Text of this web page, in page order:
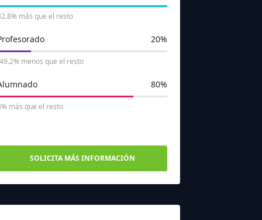
más que el resto
20%
menos que el resto
80%
más que el resto
SOLICITA MÁS INFORMACIÓN